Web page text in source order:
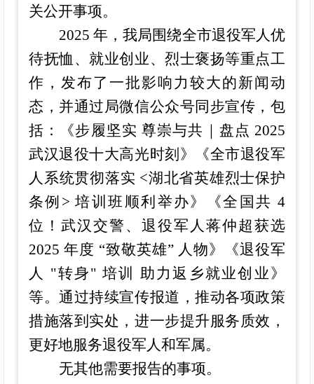
关公开事项。
2025 年，我局围绕全市退役军人优
待抚恤、就业创业、烈士褒扬等重点工
作，发布了一批影响力较大的新闻动
态，并通过局微信公众号同步宣传，包
括：《步履坚实 尊崇与共｜盘点 2025
武汉退役十大高光时刻》《全市退役军
人系统贯彻落实 <湖北省英雄烈士保护
条例> 培训班顺利举办》《全国共 4
位！武汉交警、退役军人蒋仲超获选
2025 年度 “致敬英雄” 人物》《退役军
人 "转身" 培训 助力返乡就业创业》
等。通过持续宣传报道，推动各项政策
措施落到实处，进一步提升服务质效，
更好地服务退役军人和军属。
无其他需要报告的事项。